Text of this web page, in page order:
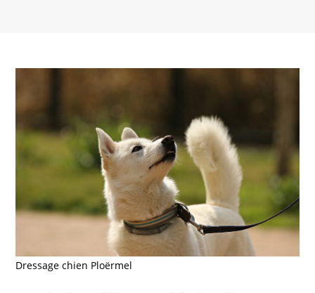
Dressage chien Ploërmel